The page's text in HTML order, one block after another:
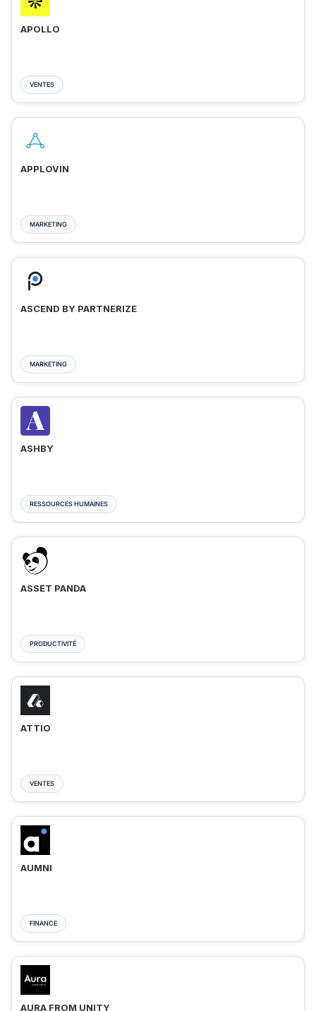
APOLLO
VENTES
APPLOVIN
MARKETING
ASCEND BY PARTNERIZE
MARKETING
ASHBY
RESSOURCES HUMAINES
ASSET PANDA
PRODUCTIVITÉ
ATTIO
VENTES
AUMNI
FINANCE
AURA FROM UNITY